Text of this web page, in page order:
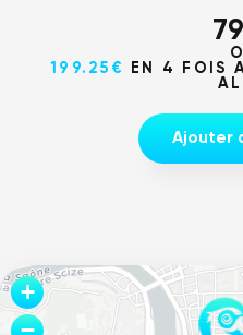
199.25€
EN 4 FOIS
Ajouter
+